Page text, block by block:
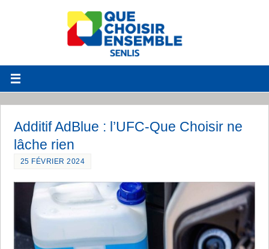
Additif AdBlue : l’UFC-Que Choisir ne
lâche rien
25 FÉVRIER 2024